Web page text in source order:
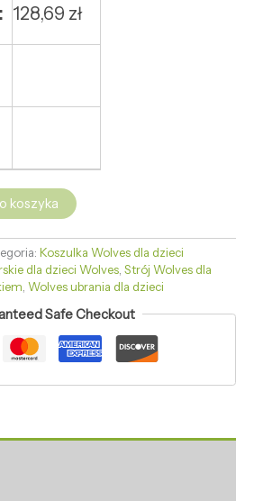
128,69 zł
koszyka
Koszulka Wolves dla dzieci
dla dzieci Wolves, Strój Wolves dla
, Wolves ubrania dla dzieci
Safe Checkout